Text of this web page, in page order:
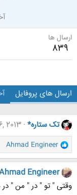
ارسال ها
839
ارسال های پروفایل
تک ستاره* 2013
و
ا
ک
ن
ش
ه
Ahmad Engineer
Engineer
وقتی " تو " در " من "